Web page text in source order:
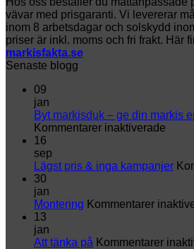
vävar med prisgaranti. Vi levererar
inom 8 arbetsdagar och solskydd
priser är inkl. moms och fri frakt. Här
markisfakta.se
Senaste blogg
09
jan
Byt markisduk – ge din markis
Kommentarer inaktiverade
–
ny
16
sep
Lägst pris & inga kampanjer
30
jan
Montering Kommentarer
13
jan
Att tänka på Kommentarer